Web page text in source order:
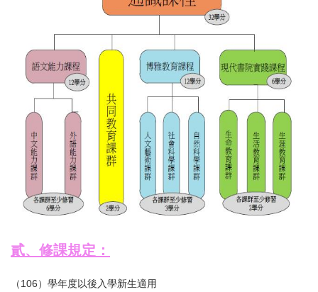
貳、修課規定：
（106）學年度以後入學新生適用